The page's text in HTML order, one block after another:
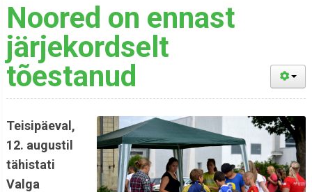
Noored on ennast
järjekordselt
tõestanud
Teisipäeval,
12. augustil
tähistati
Valga